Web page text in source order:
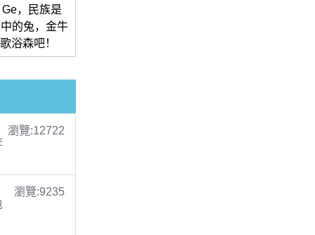
，民族是
的兔，金牛
浴森吧！
瀏覽:12722
瀏覽:9235